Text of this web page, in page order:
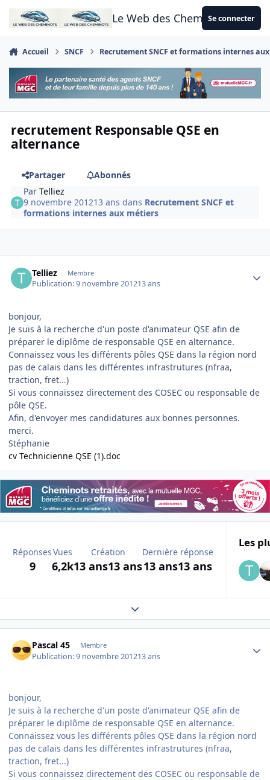
Aller au contenu
Le Web des CheminotsSe connecter
Accueil SNCF Recrutement SNCF et formations internes
recrutement Responsable QSE en
alternance
Partager
Abonnés
ParTelliez
9 novembre 201213 ans dans Recrutement SNCF et
formations internes aux métiers
Telliez Membre
Publication:9 novembre 201213 ans
bonjour,
Je suis à la recherche d'un poste d'animateur QSE afin de
préparer le diplôme de responsable QSE en alternance.
Connaissez vous les différents pôles QSE dans la région nord
pas de calais dans les différentes infrastrutures (nfraa,
traction, fret...)
Si vous connaissez directement des COSEC ou responsable de
pôle QSE.
Afin, d'envoyer mes candidatures aux bonnes personnes.
merci.
Stéphanie
cv Technicienne QSE (1).doc
Réponses
9
Vues
6,2k
Création
13 ans13 ans
Dernière réponse
13 ans13 ans
Les
Expand topic overview
Pascal 45 Membre
Publication:9 novembre 201213 ans
bonjour,
Je suis à la recherche d'un poste d'animateur QSE afin de
préparer le diplôme de responsable QSE en alternance.
Connaissez vous les différents pôles QSE dans la région nord
pas de calais dans les différentes infrastrutures (nfraa,
traction, fret...)
Si vous connaissez directement des COSEC ou responsable de